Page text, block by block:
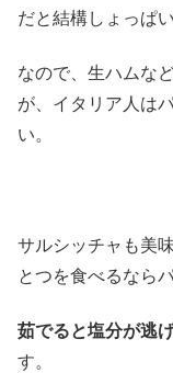
だと結構しょっぱい
なので、生ハムな
が、イタリア人は
い。
サルシッチャも美
とつを食べるなら
茹でると塩分が逃
す。